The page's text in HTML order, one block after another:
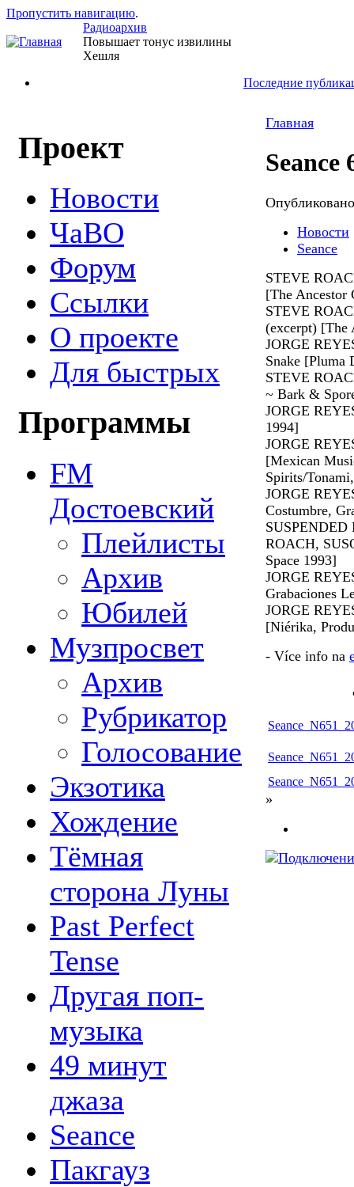
Пропустить навигацию.
Радиоархив
Повышает тонус извилины
Хешля
Последние
Проект
Новости
ЧаВО
Форум
Ссылки
О проекте
Для быстрых
Программы
FM
Достоевский
Плейлисты
Архив
Юбилей
Музпросвет
Архив
Рубрикатор
Голосование
Экзотика
Хождение
Тёмная
сторона Луны
Past Perfect
Tense
Другая поп-
музыка
49 минут
джаза
Seance
Пакгауз
Главная
Seance
Новости
Seance
STEVE
[The Ancestor
STEVE
(excerpt) [The
JORGE
Snake [Pluma
STEVE
~ Bark &
JORGE
1994]
JORGE
[Mexican
Spirits/
JORGE
Costumbre,
ROACH,
Space 1993]
JORGE
Grabaciones
JORGE
[Niérika,
- Více info na
»